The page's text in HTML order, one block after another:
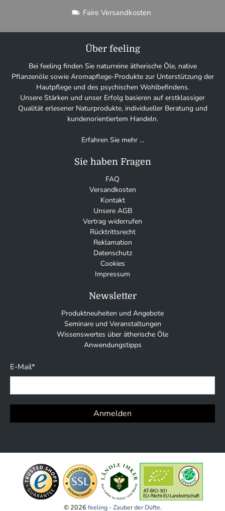
Faire Versandkosten
Über feeling
Bei feeling finden Sie naturreine ätherische Öle, native
Pflanzenöle sowie Aromapflege-Produkte zur Unterstützung der
Hautpflege und des psychischen Wohlbefindens.
Unsere Stärken und unser Erfolg basieren auf erstklassiger
Qualität erlesener Naturprodukte, individueller Beratung und
kundenorientiertem Handeln.
Erfahren Sie mehr ...
Sie haben Fragen
FAQ
Versandkosten
Kontakt
Unsere AGB
Vertrag widerrufen
Rücktrittsrecht
Reklamation
Datenschutz
Cookies
Impressum
Newsletter
Produktneuheiten und Angebote
Seminare und Veranstaltungen
Wissenswertes über ätherische Öle
Anwendungstipps
E-Mail*
Anmelden
© 2026 feeling - Zauber der Düfte.